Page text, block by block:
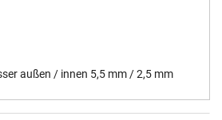
außen / innen 5,5 mm / 2,5 mm